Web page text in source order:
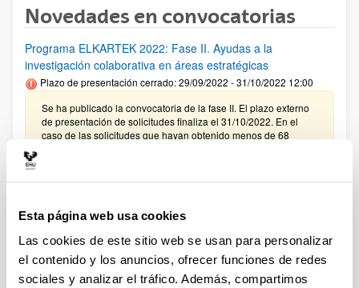
Esta página web usa cookies
Las cookies de este sitio web se usan para personalizar
el contenido y los anuncios, ofrecer funciones de redes
sociales y analizar el tráfico. Además, compartimos
Novedades en convocatorias
Programa ELKARTEK 2022: Fase II. Ayudas a la
investigación colaborativa en áreas estratégicas
Plazo de presentación cerrado: 29/09/2022 - 31/10/2022 12:00
Se ha publicado la convocatoria de la fase II. El plazo externo
de presentación de solicitudes finaliza el 31/10/2022. En el
caso de las solicitudes que hayan obtenido menos de 68
PIFG22/13: “Polimerización en fase dispersa”
publicación: 04/10/2022)
AYUDAS A LA INVESTIGACIÓN 2022 - FUNDACIÓN